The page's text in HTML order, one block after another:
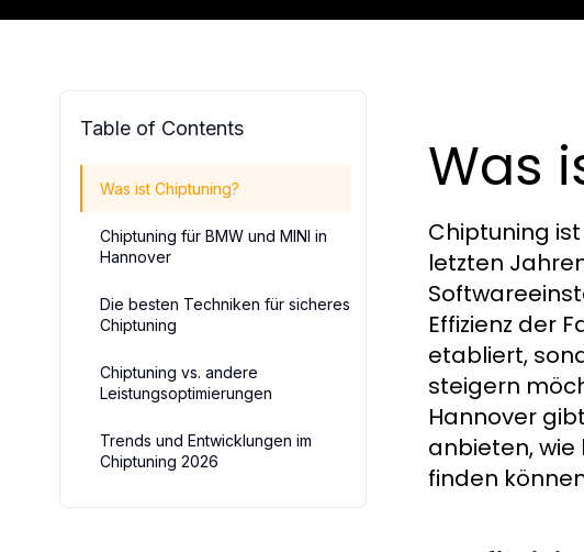
Table of Contents
Was ist Chiptuning?
Chiptuning für BMW und MINI in
Hannover
Die besten Techniken für sicheres
Chiptuning
Chiptuning vs. andere
Leistungsoptimierungen
Trends und Entwicklungen im
Chiptuning 2026
Was
Chiptuning
letzten
Effizienz der
etabliert,
steigern
Hannover
anbieten, wie
finden